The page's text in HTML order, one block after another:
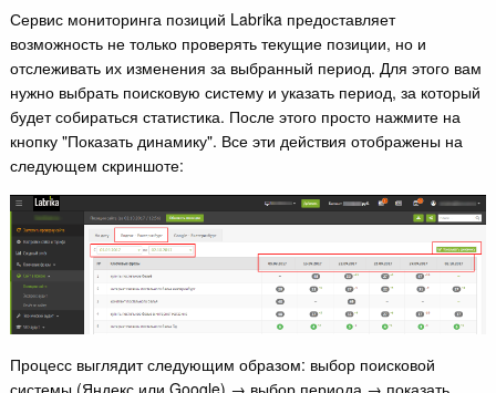
Сервис мониторинга позиций Labrika предоставляет
возможность не только проверять текущие позиции, но и
отслеживать их изменения за выбранный период. Для этого вам
нужно выбрать поисковую систему и указать период, за который
будет собираться статистика. После этого просто нажмите на
кнопку "Показать динамику". Все эти действия отображены на
следующем скриншоте:
Процесс выглядит следующим образом: выбор поисковой
системы (Яндекс или Google) → выбор периода → показать